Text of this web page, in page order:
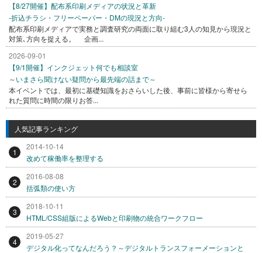
【8/27開催】配布系印刷メディアの状況と革新
-折込チラシ・フリーペーパー・DMの現況と方向-
配布系印刷メディアで実務と調査研究の両面に取り組む3人の知見から現況と
対策､方向を捉える。 企画...
2026-09-01
【9/1開催】インクジェット何でも相談室
～いまさら聞けない疑問から最先端の話まで～
本イベントでは、最初に基礎知識をおさらいした後、事前に皆様から寄せら
れた質問に時間の限りお答...
人気記事ランキング
1
2014-10-14
改めて稼働率を整理する
2
2016-08-08
括弧類の使い方
3
2018-10-11
HTML/CSS組版によるWebと印刷物の統合ワークフロー
4
2019-05-27
デジタル化ってなんだろう？～デジタルトランスフォーメーションと